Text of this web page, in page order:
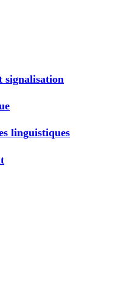
signalisation
linguistiques